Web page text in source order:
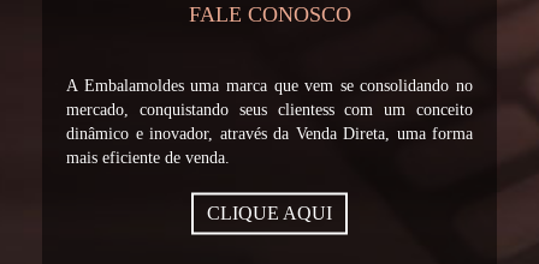
FALE CONOSCO
A Embalamoldes uma marca que vem se consolidando no
mercado, conquistando seus clientess com um conceito
dinâmico e inovador, através da Venda Direta, uma forma
mais eficiente de venda.
CLIQUE AQUI